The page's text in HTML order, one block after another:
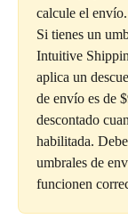
calcule el envío.
Si tienes un
Intuitive
aplica un
de envío es de
descontado
habilitada.
umbrales de
funcionen